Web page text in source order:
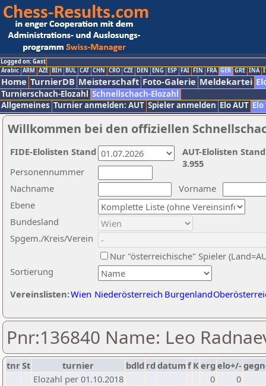
Logged on: Gast
Arabic ARM AZE BIH BUL CAT CHN CRO CZE DEN ENG ESP FAI FIN FRA GER GRE INA
Home TurnierDB Meisterschaft Foto-Galerie Meldekartei
Turnierschach-Elozahl Schnellschach-Elozahl
Allgemeines Turnier anmelden: AUT Spieler anmelden Elo AUT
Willkommen bei den offiziellen
Nachname
Vorname
Ebene
Sortierung
Personennummer
Bundesland
Spgem./Kreis/Verein
Nur "österreichische" Spieler
Vereinslisten:Wien Niederösterreich Burgenland
AUT-Elolisten
3.955
FIDE-Elolisten Stand
Pnr:136840 Name: Leo
tnrSt turnier bdld rd datumf Kerg elo+/-
Elozahl per 01.10.2018
0
0